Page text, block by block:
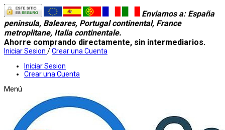
Enviamos a: España
peninsula, Baleares, Portugal continental, France
metroplitane, Italia continentale.
Ahorre comprando directamente, sin intermediarios.
Iniciar Sesion /Crear una Cuenta
Iniciar Sesion
Crear una Cuenta
Menú